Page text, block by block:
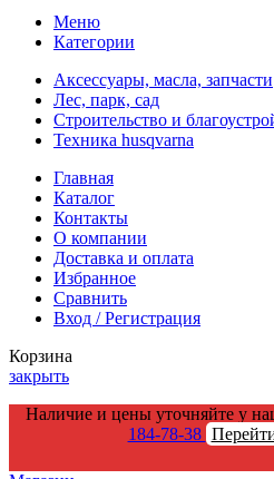
Меню
Категории
Аксессуары, масла, запчасти
Лес, парк, сад
Строительство и
Техника husqvarna
Главная
Каталог
Контакты
О компании
Доставка и оплата
Избранное
Сравнить
Вход / Регистрация
Корзина
закрыть
Наличие и цены уточняйте у
184-78-38